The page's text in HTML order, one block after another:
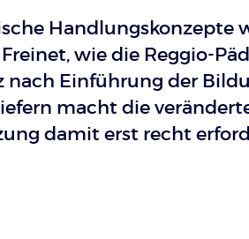
Handlungskonzepte
wie die Reggio-
nach Einführung der
macht die
damit erst recht